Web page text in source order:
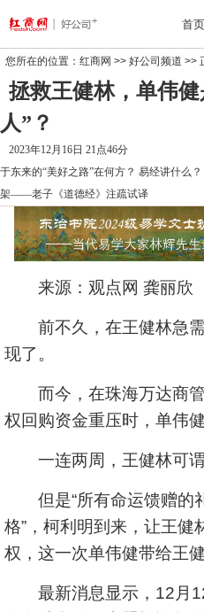
首页
您所在的位置： 红商网 >> 好公司频道 >>
拯救王健林，单伟
人”？
2023年12月16日 21点46分
于东来的“美好之路”在何方？ 易经讲什么？
架——老子《道德经》注疏试译
来源：观点网 龚丽欣
前不久，在王健林急需
现了。
而今，在珠海万达商管
权回购资金重压时，单伟健
一连两周，王健林可谓
但是“所有命运馈赠的
格”，柯利明到来，让王健
权，这一次单伟健带给王
最新消息显示，12月12